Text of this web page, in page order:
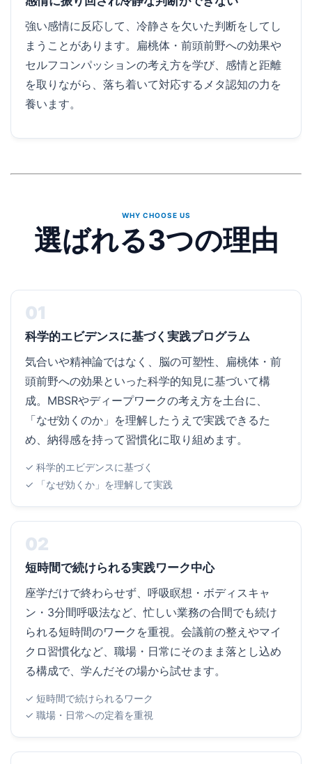
強い感情に反応して、冷静さを欠いた判断をしてし
まうことがあります。扁桃体・前頭前野への効果や
セルフコンパッションの考え方を学び、感情と距離
を取りながら、落ち着いて対応するメタ認知の力を
養います。
WHY CHOOSE US
選ばれる3つの理由
01
科学的エビデンスに基づく実践プログラム
気合いや精神論ではなく、脳の可塑性、扁桃体・前
頭前野への効果といった科学的知見に基づいて構
成。MBSRやディープワークの考え方を土台に、
「なぜ効くのか」を理解したうえで実践できるた
め、納得感を持って習慣化に取り組めます。
✓ 科学的エビデンスに基づく
✓ 「なぜ効くか」を理解して実践
02
短時間で続けられる実践ワーク中心
座学だけで終わらせず、呼吸瞑想・ボディスキャ
ン・3分間呼吸法など、忙しい業務の合間でも続け
られる短時間のワークを重視。会議前の整えやマイ
クロ習慣化など、職場・日常にそのまま落とし込め
る構成で、学んだその場から試せます。
✓ 短時間で続けられるワーク
✓ 職場・日常への定着を重視